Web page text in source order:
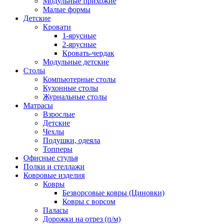
Малые формы
Детские
Кровати
1-ярусные
2-ярусные
Кровать-чердак
Модульные детские
Столы
Компьютерные столы
Кухонные столы
Журнальные столы
Матрасы
Взрослые
Детские
Чехлы
Подушки, одеяла
Топперы
Офисные стулья
Полки и стеллажи
Ковровые изделия
Ковры
Безворсовые ковры (Циновки)
Ковры с ворсом
Паласы
Дорожки на отрез (п/м)